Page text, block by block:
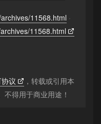
11568.html ·
11568.html
议
，转载或引用本
得用于商业用途！